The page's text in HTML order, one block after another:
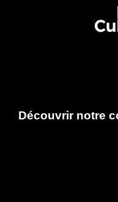
Découvrir notre